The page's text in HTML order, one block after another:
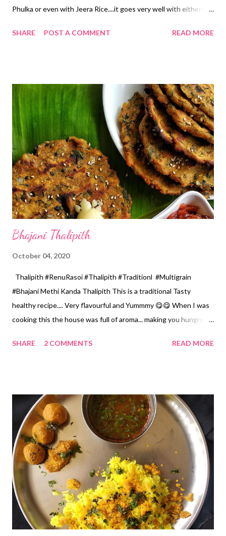
Phulka or even with Jeera Rice....it goes very well with either of
*Green peas/ Matar... frozen or fresh...3 Cups 1 Cup...150 ml.
*Red Chilli Powder... 1 tsp *Coriander seeds powder... 1 tbspn
*Cumin seeds... 1/4 tsp *Turmeric powder... 1 tsp *Salt... 1.5 tsp
*Sugar... 1/2 tsp... optional *Homemade Ghee...1 tbspn
*Homemade garam masala... 1/4 tsp *Chopped coriander
leaves... 1 tbspn Method... *For gravy... In a mixer jar add Magaj,
garlic, grated ginger, green chillies, chopped Onion and
tomatoes. Grind to a smooth paste without adding water. *Dice
th...
SHARE POST A COMMENT READ MORE
Bhajani Thalipith
October 04, 2020
Thalipith #RenuRasoi #Thalipith #Traditionl #Multigrain
#Bhajani Methi Kanda Thalipith This is a traditional Tasty
healthy recipe.... Very flavourful and Yummmy 😋😋 When I was
cooking this the house was full of aroma... making you hungry
ways... plain, by adding Curd, Methi / Fenugreek, Cucumber,
grams *Split Black Gram/ Udad Dal... 250 grams *Wheat... 250
grams *Corn/ Maka... 250 grams *Coriander seeds... 100 grams
*Cumin seeds...50 grams Method for Bhajani... *Roast all the
ingredients seperately on low flame. *The correct way of
roasting is, while roasting take some grains in your hands, if they
are too hot to hold, it is done. *Roast Coriander Seeds n Cumin
seeds for 2..3 minutes only. *Let it cool, grind it from the flour
mill. ...
SHARE 2 COMMENTS READ MORE